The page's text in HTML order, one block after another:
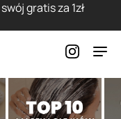
gratis za 1zł